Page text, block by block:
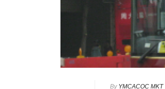
By YMCACOC MKT